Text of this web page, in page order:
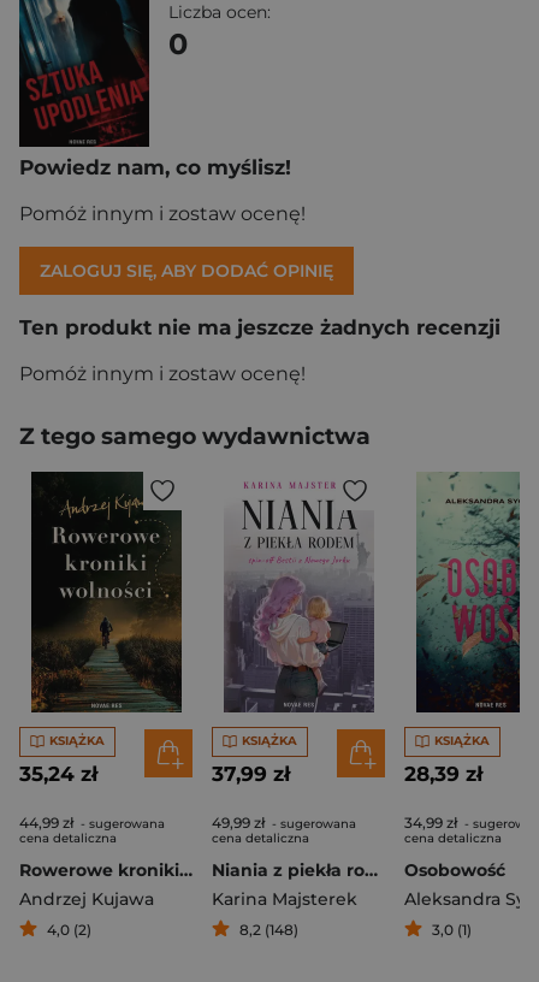
Liczba ocen:
0
Powiedz nam, co myślisz!
Pomóż innym i zostaw ocenę!
ZALOGUJ SIĘ, ABY DODAĆ OPINIĘ
Ten produkt nie ma jeszcze żadnych recenzji
Pomóż innym i zostaw ocenę!
Z tego samego wydawnictwa
KSIĄŻKA
35,24 zł
44,99 zł - sugerowana
cena detaliczna
Rowerowe kroniki wolności
Andrzej Kujawa
4,0 (2)
KSIĄŻKA
37,99 zł
49,99 zł - sugerowana
cena detaliczna
Niania z piekła rodem
Karina Majsterek
8,2 (148)
KSIĄŻKA
28,39 zł
34,99 zł -
cena detaliczna
Osobowość
Aleksandra
3,0 (1)